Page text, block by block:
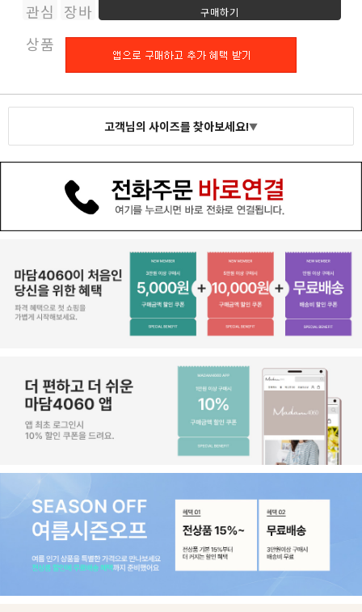
관심
상품
장바
구니
구매하기
고객님의 사이즈를 찾아보세요!▼